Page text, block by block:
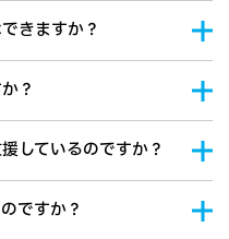
きますか？
？
しているのですか？
ですか？